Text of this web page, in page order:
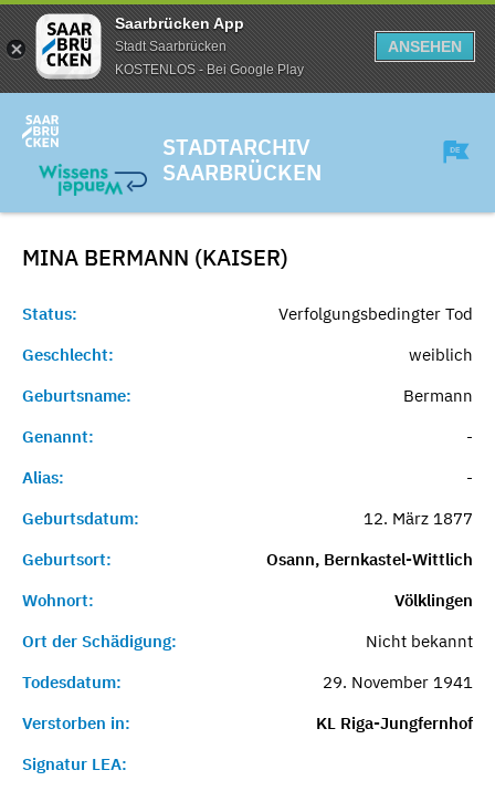
Saarbrücken App
Stadt Saarbrücken
KOSTENLOS - Bei Google Play
ANSEHEN
STADTARCHIV
SAARBRÜCKEN
MINA BERMANN (KAISER)
Status:
Verfolgungsbedingter Tod
Geschlecht:
weiblich
Geburtsname:
Bermann
Genannt:
-
Alias:
-
Geburtsdatum:
12. März 1877
Geburtsort:
Osann, Bernkastel-Wittlich
Wohnort:
Völklingen
Ort der Schädigung:
Nicht bekannt
Todesdatum:
29. November 1941
Verstorben in:
KL Riga-Jungfernhof
Signatur LEA: